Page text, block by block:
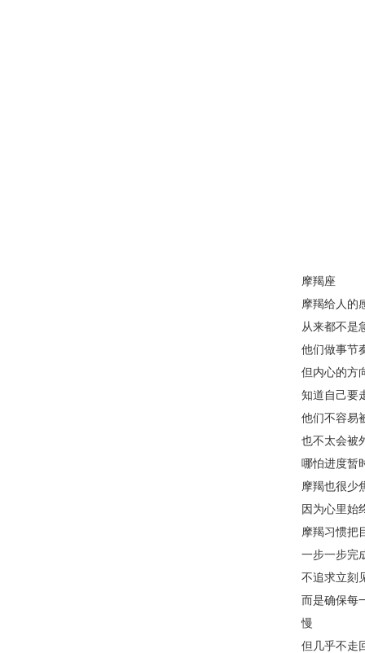
摩羯座
摩羯给人的
从来都不是
他们做事节
但内心的方
知道自己要
他们不容易
也不太会被
哪怕进度暂
摩羯也很少
因为心里始
摩羯习惯把
一步一步完
不追求立刻
而是确保每
慢
但几乎不走